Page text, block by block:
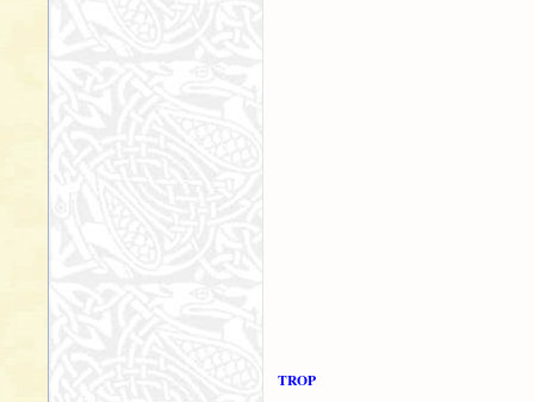
TROP